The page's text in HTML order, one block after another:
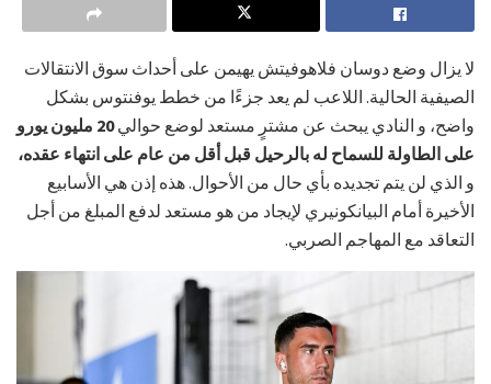
لا يزال وضع دوسان فلاهوفيتش يهيمن على أحداث سوق الانتقالات
الصيفية الحالية. اللاعب لم يعد جزءًا من خطط يوفنتوس بشكل
واضح، و النادي يبحث عن مشترٍ مستعد لوضع حوالي
20 مليون يورو
على الطاولة للسماح له بالرحيل قبل أقل من عام على انتهاء عقده،
و الذي لن يتم تجديده بأي حال من الأحوال. هذه إذن هي الأسابيع
الأخيرة أمام البيانكونيري لإيجاد من هو مستعد لدفع المبلغ من أجل
التعاقد مع المهاجم الصربي.